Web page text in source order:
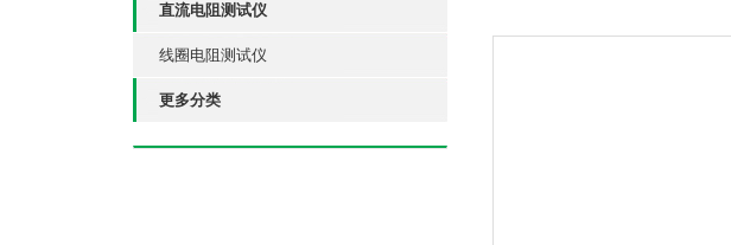
直流电阻测试仪
线圈电阻测试仪
更多分类